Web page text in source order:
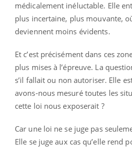
médicalement inéluctable. Elle
plus incertaine, plus mouvante,
deviennent moins évidents.
Et c’est précisément dans ces
plus mises à l’épreuve. La
s’il fallait ou non autoriser. Elle
avons-nous mesuré toutes les
cette loi nous exposerait ?
Car une loi ne se juge pas
Elle se juge aux cas qu’elle rend